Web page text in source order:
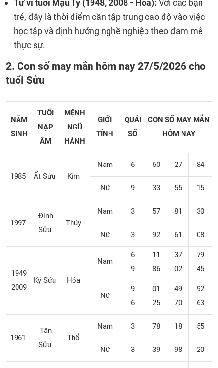
Tử vi tuổi Mậu Tý (1948, 2008 - Hỏa): Với các bạn
trẻ, đây là thời điểm cần tập trung cao độ vào việc
học tập và định hướng nghề nghiệp theo đam mê
thực sự.
2. Con số may mắn hôm nay 27/5/2026 cho
tuổi Sửu
NĂM
SINH
TUỔI
NẠP
ÂM
MỆNH
NGŨ
HÀNH
GIỚI
TÍNH
QUÁI
SỐ
CON SỐ MAY MẮN
HÔM NAY
1985 Ất Sửu Kim
Nam 6 60 27 84
Nữ 9 33 55 15
1997
Đinh
Sửu
Thủy
Nam 3 57 81 30
Nữ 3 92 61 08
1949
2009
Kỷ Sửu Hỏa
Nam
6
9
11
86
37
02
79
45
Nữ
9
6
01
25
49
70
92
63
1961
Tân
Sửu
Thổ
Nam 3 78 18 55
Nữ 3 39 98 20